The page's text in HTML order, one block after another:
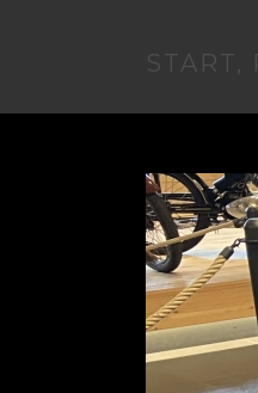
START,